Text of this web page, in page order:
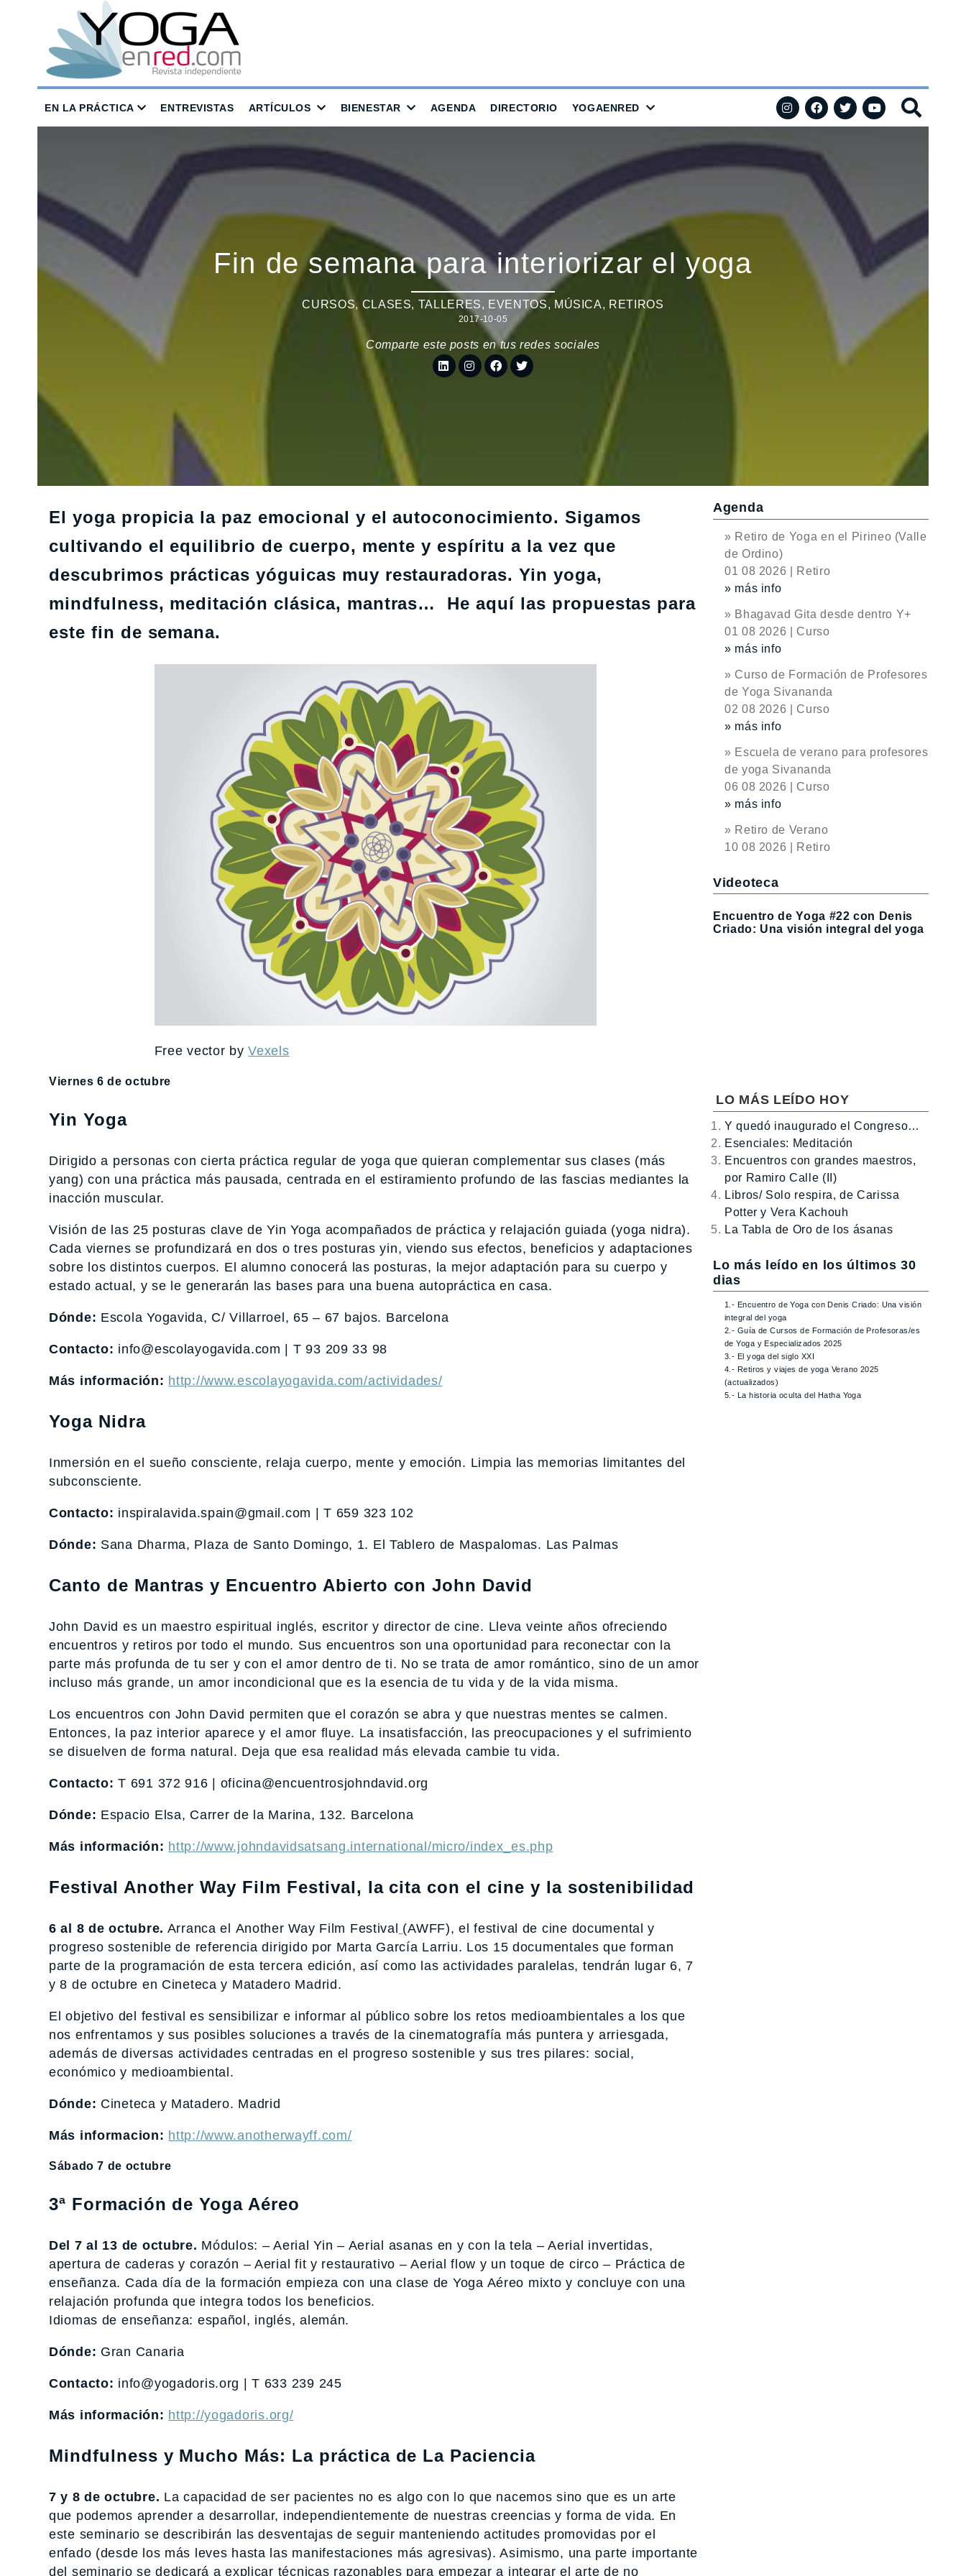
EN LA PRÁCTICA ENTREVISTAS ARTÍCULOS BIENESTAR AGENDA DIRECTORIO YOGAENRED
Fin de semana para interiorizar el yoga
CURSOS, CLASES, TALLERES, EVENTOS, MÚSICA, RETIROS
2017-10-05
Comparte este posts en tus redes sociales
El yoga propicia la paz emocional y el autoconocimiento. Sigamos
cultivando el equilibrio de cuerpo, mente y espíritu a la vez que
descubrimos prácticas yóguicas muy restauradoras. Yin yoga,
mindfulness, meditación clásica, mantras… He aquí las propuestas para
este fin de semana.
Free vector byVexels
Viernes 6 de octubre
Yin Yoga
Dirigido a personas con cierta práctica regular de yoga que quieran complementar sus clases (más
yang) con una práctica más pausada, centrada en el estiramiento profundo de las fascias mediantes la
inacción muscular.
Visión de las 25 posturas clave de Yin Yoga acompañados de práctica y relajación guiada (yoga nidra).
Cada viernes se profundizará en dos o tres posturas yin, viendo sus efectos, beneficios y adaptaciones
sobre los distintos cuerpos. El alumno conocerá las posturas, la mejor adaptación para su cuerpo y
estado actual, y se le generarán las bases para una buena autopráctica en casa.
Dónde: Escola Yogavida, C/ Villarroel, 65 – 67 bajos. Barcelona
Contacto: info@escolayogavida.com | T 93 209 33 98
Más información: http://www.escolayogavida.com/actividades/
Yoga Nidra
Inmersión en el sueño consciente, relaja cuerpo, mente y emoción. Limpia las memorias limitantes del
subconsciente.
Contacto: inspiralavida.spain@gmail.com | T 659 323 102
Dónde: Sana Dharma, Plaza de Santo Domingo, 1. El Tablero de Maspalomas. Las Palmas
Canto de Mantras y Encuentro Abierto con John David
John David es un maestro espiritual inglés, escritor y director de cine. Lleva veinte años ofreciendo
encuentros y retiros por todo el mundo. Sus encuentros son una oportunidad para reconectar con la
parte más profunda de tu ser y con el amor dentro de ti. No se trata de amor romántico, sino de un amor
incluso más grande, un amor incondicional que es la esencia de tu vida y de la vida misma.
Los encuentros con John David permiten que el corazón se abra y que nuestras mentes se calmen.
Entonces, la paz interior aparece y el amor fluye. La insatisfacción, las preocupaciones y el sufrimiento
se disuelven de forma natural. Deja que esa realidad más elevada cambie tu vida.
Contacto: T 691 372 916 | oficina@encuentrosjohndavid.org
Dónde: Espacio Elsa, Carrer de la Marina, 132. Barcelona
Más información: http://www.johndavidsatsang.international/micro/index_es.php
Festival Another Way Film Festival, la cita con el cine y la sostenibilidad
6 al 8 de octubre. Arranca el Another Way Film Festival (AWFF), el festival de cine documental y
progreso sostenible de referencia dirigido por Marta García Larriu. Los 15 documentales que forman
parte de la programación de esta tercera edición, así como las actividades paralelas, tendrán lugar 6, 7
y 8 de octubre en Cineteca y Matadero Madrid.
El objetivo del festival es sensibilizar e informar al público sobre los retos medioambientales a los que
nos enfrentamos y sus posibles soluciones a través de la cinematografía más puntera y arriesgada,
además de diversas actividades centradas en el progreso sostenible y sus tres pilares: social,
económico y medioambiental.
Dónde: Cineteca y Matadero. Madrid
Más informacion: http://www.anotherwayff.com/
Sábado 7 de octubre
3ª Formación de Yoga Aéreo
Del 7 al 13 de octubre. Módulos: – Aerial Yin – Aerial asanas en y con la tela – Aerial invertidas,
apertura de caderas y corazón – Aerial fit y restaurativo – Aerial flow y un toque de circo – Práctica de
enseñanza. Cada día de la formación empieza con una clase de Yoga Aéreo mixto y concluye con una
relajación profunda que integra todos los beneficios.
Idiomas de enseñanza: español, inglés, alemán.
Dónde: Gran Canaria
Contacto: info@yogadoris.org | T 633 239 245
Más información: http://yogadoris.org/
Mindfulness y Mucho Más: La práctica de La Paciencia
7 y 8 de octubre. La capacidad de ser pacientes no es algo con lo que nacemos sino que es un arte
que podemos aprender a desarrollar, independientemente de nuestras creencias y forma de vida. En
este seminario se describirán las desventajas de seguir manteniendo actitudes promovidas por el
enfado (desde los más leves hasta las manifestaciones más agresivas). Asimismo, una parte importante
del seminario se dedicará a explicar técnicas razonables para empezar a integrar el arte de no
Agenda
» Retiro de Yoga en el Pirineo (Valle
de Ordino)
01 08 2026 | Retiro
» más info
» Bhagavad Gita desde dentro Y+
01 08 2026 | Curso
» más info
» Curso de Formación de Profesores
de Yoga Sivananda
02 08 2026 | Curso
» más info
» Escuela de verano para profesores
de yoga Sivananda
06 08 2026 | Curso
» más info
» Retiro de Verano
10 08 2026 | Retiro
Videoteca
Encuentro de Yoga #22 con Denis
Criado: Una visión integral del yoga
LO MÁS LEÍDO HOY
Y quedó inaugurado el Congreso…
Esenciales: Meditación
Encuentros con grandes maestros,
por Ramiro Calle (II)
Libros/ Solo respira, de Carissa
Potter y Vera Kachouh
La Tabla de Oro de los ásanas
Lo más leído en los últimos 30
dias
1.- Encuentro de Yoga con Denis Criado: Una visión
integral del yoga
2.- Guía de Cursos de Formación de Profesoras/es
de Yoga y Especializados 2025
3.- El yoga del siglo XXI
4.- Retiros y viajes de yoga Verano 2025
(actualizados)
5.- La historia oculta del Hatha Yoga